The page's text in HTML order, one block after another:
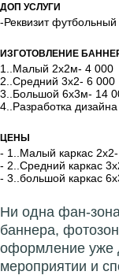
ДОП УСЛУГИ
-Реквизит
ИЗГОТОВЛЕНИЕ
1..Малый 2х2м- 4 000
2..Средний 3х2- 6 000
3..Большой 6х3м- 14
4..Разработка
ЦЕНЫ
- 1..Малый каркас
- 2..Средний каркас
- 3..большой каркас
Ни одна фан-
баннера,
оформление уже
мероприятии и